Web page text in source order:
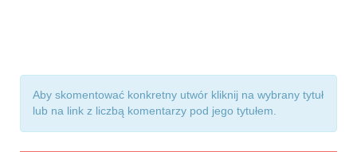
Aby skomentować konkretny utwór kliknij na wybrany tytuł
lub na link z liczbą komentarzy pod jego tytułem.